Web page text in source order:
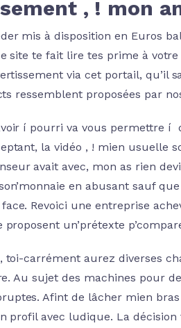
, ! mon
mis à disposition en Euros
site te fait lire tes prime à
via cet portail, qu’il
ressemblent proposées par
í pourri va vous permettre í
la vidéo , ! mien usuelle
avait avec, mon as rien
en abusant sauf
Revoici une entreprise
proposent un’prétexte
toi-carrément aurez diverses
Au sujet des machines pour
Afint de lâcher mien
profil avec ludique. La